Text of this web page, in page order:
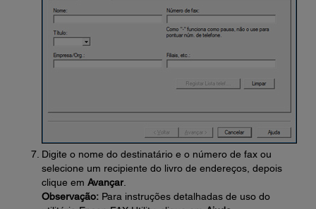
Digite o nome do destinatário e o número de fax ou
selecione um recipiente do livro de endereços, depois
clique em Avançar.
Observação: Para instruções detalhadas de uso do